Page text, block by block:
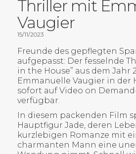
ÜBER
MAX
Thriller mit
Vaugier
15/11/2023
Freunde des gepflegten
aufgepasst: Der fesselnde
in the House” aus dem Jahr
Emmanuelle Vaugier in der
sofort auf Video on
verfügbar.
In diesem packenden Film
Hauptfigur Jade, deren
kurzlebigen Romanze mit
charmanten Mann eine